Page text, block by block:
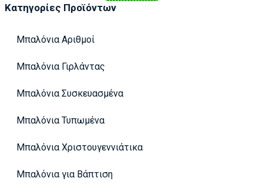
Κατηγορίες Προϊόντων
Μπαλόνια Αριθμοί
Μπαλόνια Γιρλάντας
Μπαλόνια Συσκευασμένα
Μπαλόνια Τυπωμένα
Μπαλόνια Χριστουγεννιάτικα
Μπαλόνια για Βάπτιση